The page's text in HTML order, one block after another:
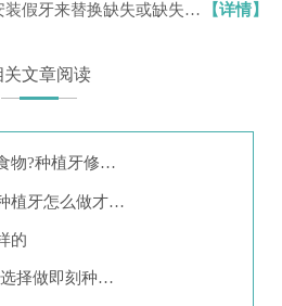
假牙来替换缺失或缺失的
【详情】
关文章阅读
物?种植牙修…
植牙怎么做才…
的
择做即刻种…